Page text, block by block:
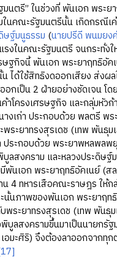
รี” ในช่วงที่ พันเอก พระยา
ในคณะรัฐมนตรีนั้น เกิดกรณีเ
ษฐ์มนูธรรม (นายปรีดี พนมยง
งในคณะรัฐมนตรี จนกระทั่งใ
ษฐกิจนี้ พันเอก พระยาฤทธิอัค
ได้ใช้สิทธิงดออกเสียง ส่งผล
อกเป็น 2 ฝ่ายอย่างชัดเจน โ
าโครงเศรษฐกิจ และกลุ่มหัวก้
งเก่า ประกอบด้วย พลตรี พร
ระยาทรงสุรเดช (เทพ พันธุ
ระกอบด้วย พระยาพหลพลพ
ลสงคราม และหลวงประดิษฐ์
พันเอก พระยาฤทธิอัคเนย์ (สล
น 4 ทหารเสือคณะราษฎร ให้
นั้นภาพของพันเอก พระยาฤท
พระยาทรงสุรเดช (เทพ พันธุ
บูลสงครามขึ้นมาเป็นนายกรั
อมะศิริ) จึงต้องลาออกจากทุก